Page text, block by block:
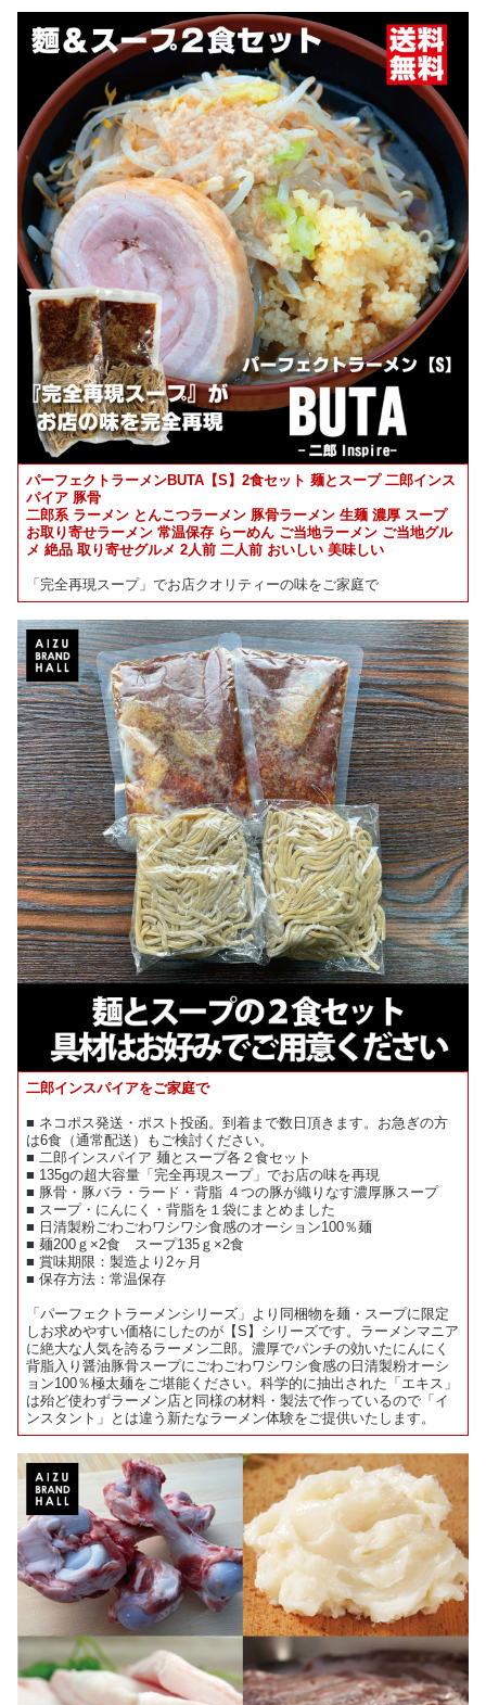
パーフェクトラーメンBUTA【S】2食セット 麺とスープ 二郎インス
パイア 豚骨
二郎系 ラーメン とんこつラーメン 豚骨ラーメン 生麺 濃厚 スープ
お取り寄せラーメン 常温保存 らーめん ご当地ラーメン ご当地グル
メ 絶品 取り寄せグルメ 2人前 二人前 おいしい 美味しい
「完全再現スープ」でお店クオリティーの味をご家庭で
二郎インスパイアをご家庭で
■ ネコポス発送・ポスト投函。到着まで数日頂きます。お急ぎの方
は6食（通常配送）もご検討ください。
■ 二郎インスパイア 麺とスープ各２食セット
■ 135gの超大容量「完全再現スープ」でお店の味を再現
■ 豚骨・豚バラ・ラード・背脂 ４つの豚が織りなす濃厚豚スープ
■ スープ・にんにく・背脂を１袋にまとめました
■ 日清製粉ごわごわワシワシ食感のオーション100％麺
■ 麺200ｇ×2食 スープ135ｇ×2食
■ 賞味期限：製造より2ヶ月
■ 保存方法：常温保存
「パーフェクトラーメンシリーズ」より同梱物を麺・スープに限定
しお求めやすい価格にしたのが【S】シリーズです。ラーメンマニア
に絶大な人気を誇るラーメン二郎。濃厚でパンチの効いたにんにく
背脂入り醤油豚骨スープにごわごわワシワシ食感の日清製粉オーシ
ョン100％極太麺をご堪能ください。科学的に抽出された「エキス」
は殆ど使わずラーメン店と同様の材料・製法で作っているので「イ
ンスタント」とは違う新たなラーメン体験をご提供いたします。